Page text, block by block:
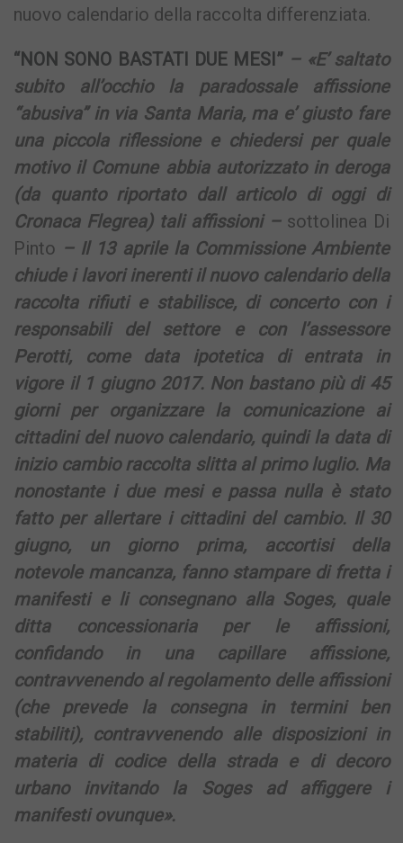
nuovo calendario della raccolta differenziata.
“NON SONO BASTATI DUE MESI” – «E’ saltato
subito all’occhio la paradossale affissione
“abusiva” in via Santa Maria, ma e’ giusto fare
una piccola riflessione e chiedersi per quale
motivo il Comune abbia autorizzato in deroga
(da quanto riportato dall articolo di oggi di
Cronaca Flegrea) tali affissioni – sottolinea Di
Pinto – Il 13 aprile la Commissione Ambiente
chiude i lavori inerenti il nuovo calendario della
raccolta rifiuti e stabilisce, di concerto con i
responsabili del settore e con l’assessore
Perotti, come data ipotetica di entrata in
vigore il 1 giugno 2017. Non bastano più di 45
giorni per organizzare la comunicazione ai
cittadini del nuovo calendario, quindi la data di
inizio cambio raccolta slitta al primo luglio. Ma
nonostante i due mesi e passa nulla è stato
fatto per allertare i cittadini del cambio. Il 30
giugno, un giorno prima, accortisi della
notevole mancanza, fanno stampare di fretta i
manifesti e li consegnano alla Soges, quale
ditta concessionaria per le affissioni,
confidando in una capillare affissione,
contravvenendo al regolamento delle affissioni
(che prevede la consegna in termini ben
stabiliti), contravvenendo alle disposizioni in
materia di codice della strada e di decoro
urbano invitando la Soges ad affiggere i
manifesti ovunque».